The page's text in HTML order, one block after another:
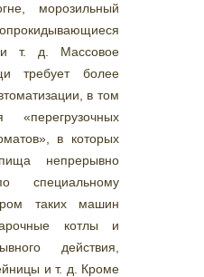
морозильный
т. д. Массовое
требует более
в том
«перегрузочных
в которых
непрерывно
специальному
таких машин
котлы и
действия,
и т. д. Кроме